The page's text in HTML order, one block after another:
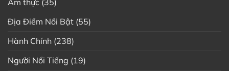
Địa Điểm Nổi Bật (55)
Hành Chính (238)
Người Nổi Tiếng (19)